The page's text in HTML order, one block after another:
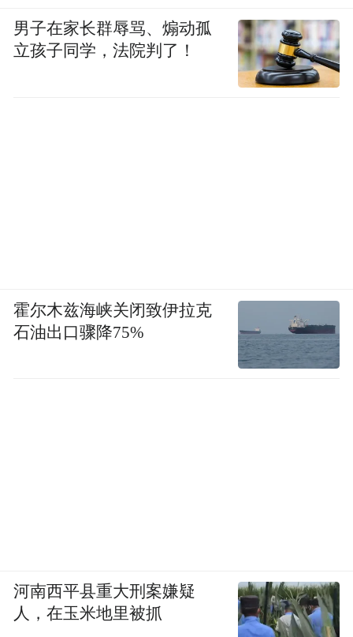
男子在家长群辱骂、煽动孤
立孩子同学，法院判了！
霍尔木兹海峡关闭致伊拉克
石油出口骤降75%
河南西平县重大刑案嫌疑
人，在玉米地里被抓